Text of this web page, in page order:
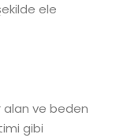
ele
alan ve beden
gibi